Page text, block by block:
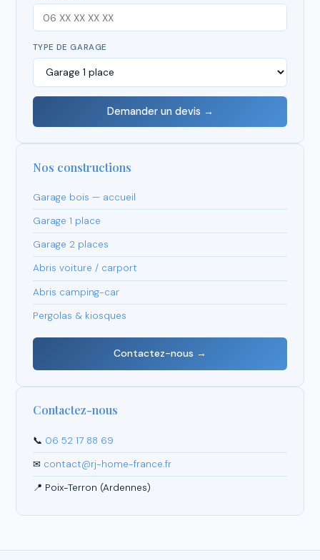
TYPE DE GARAGE
Demander un devis →
Nos constructions
Garage bois — accueil
Garage 1 place
Garage 2 places
Abris voiture / carport
Abris camping-car
Pergolas & kiosques
Contactez-nous →
Contactez-nous
📞 06 52 17 88 69
✉ contact@rj-home-france.fr
📍 Poix-Terron (Ardennes)